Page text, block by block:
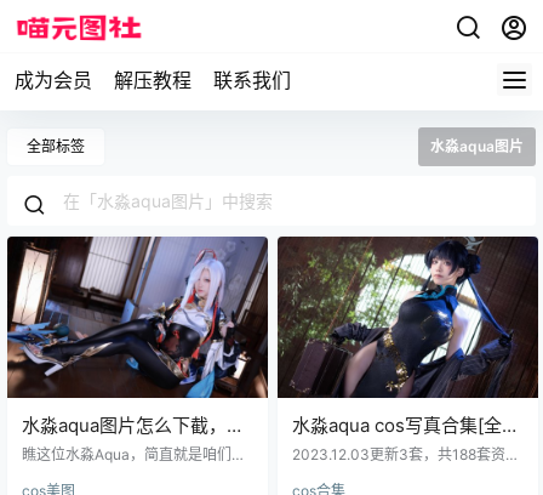
成为会员 解压教程 联系我们
全部标签 水淼aqua图片
水淼aqua图片怎么下截，水
淼aqua原神申鹤cos图片欣
瞧这位水淼Aqua，简直就是咱们二
cos美图
水淼aqua cos写真合集[全
套][持续更新]
2023.12.03更新3套，共188套资源
cos合集